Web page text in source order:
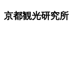
京都観光研究所